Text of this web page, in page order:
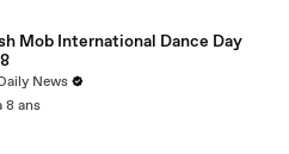
Mob International Dance Day
News
8 ans